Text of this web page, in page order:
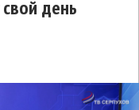
день